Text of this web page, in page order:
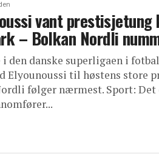
vant
– Bolkan Nordli
i den danske superligaen i
Elyounoussi til høstens store
følger nærmest. Sport: Det